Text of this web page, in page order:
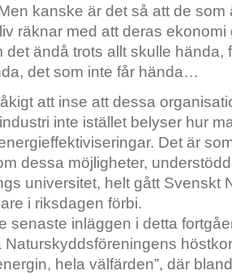
kanske är det så att de som
räknar med att deras
det ändå trots allt skulle hända,
det som inte får hända…
att inse att dessa
inte istället belyser hur
Det är
dessa möjligheter,
universitet, helt gått Svenskt
i riksdagen förbi.
senaste inläggen i detta
Naturskyddsföreningens
hela välfärden”, där